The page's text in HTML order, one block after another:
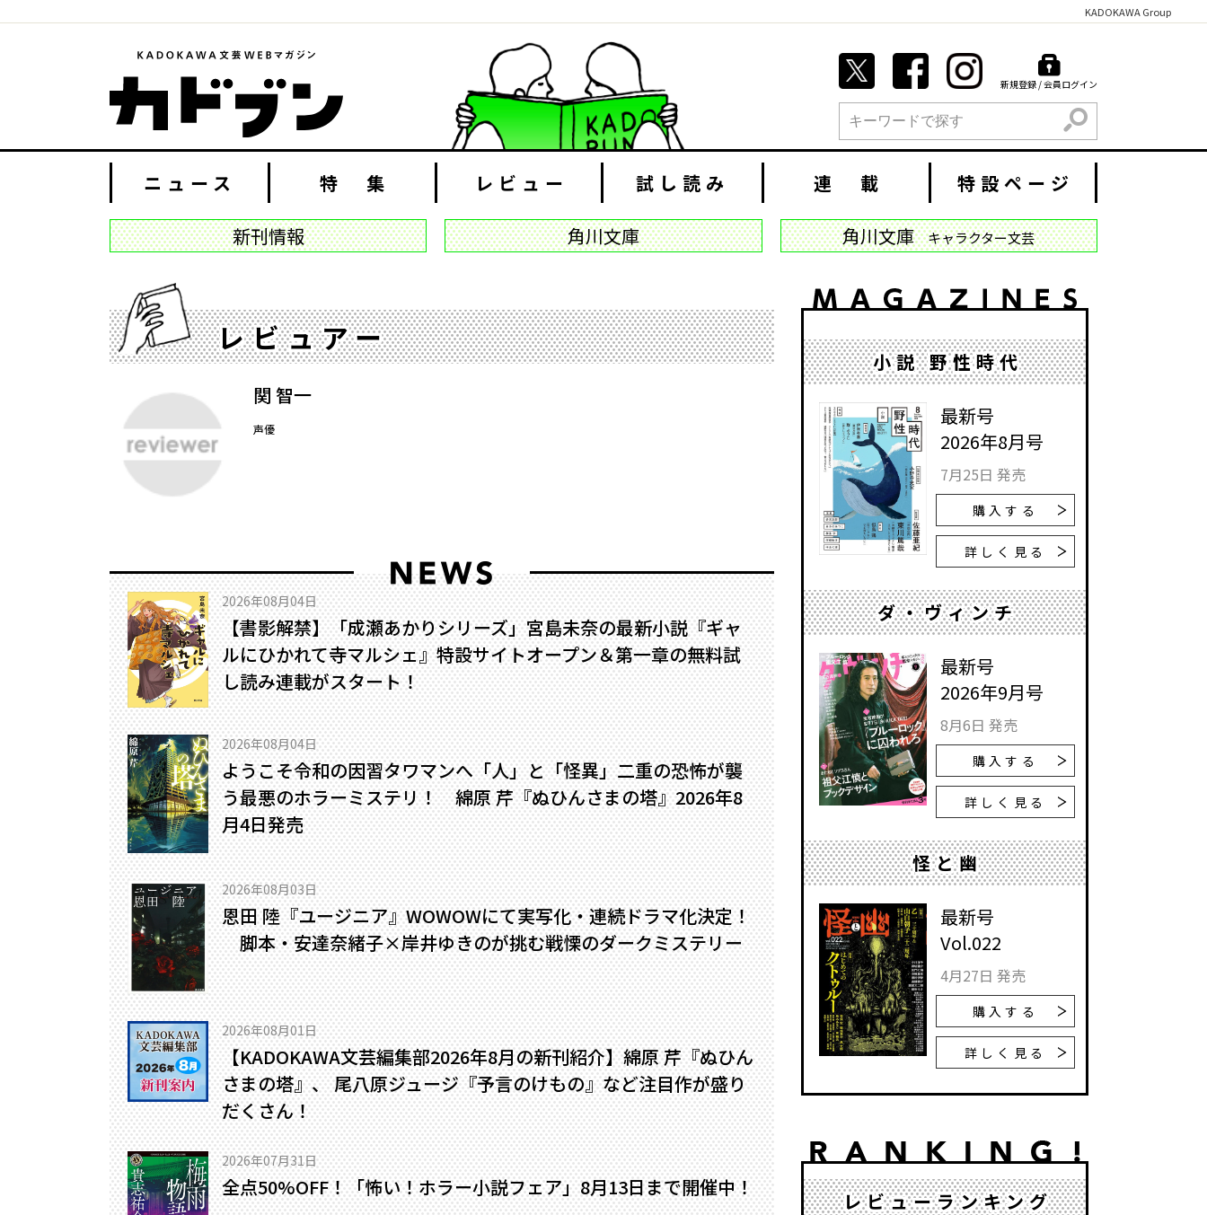
KADOKAWA Group
新規登録 / 会員ログイン
検索
ニュース 特 集 レビュー 試し読み 連 載 特設ページ
新刊情報 角川文庫 角川文庫 キャラクター文芸
レビュアー
関 智一
声優
2026年08月04日
【書影解禁】「成瀬あかりシリーズ」宮島未奈の最新小説『ギャ
ルにひかれて寺マルシェ』特設サイトオープン＆第一章の無料試
し読み連載がスタート！
2026年08月04日
ようこそ令和の因習タワマンへ――「人」と「怪異」二重の恐怖が襲
う最悪のホラーミステリ！ 綿原 芹『ぬひんさまの塔』2026年8
月4日発売
2026年08月03日
恩田 陸『ユージニア』WOWOWにて実写化・連続ドラマ化決定！
脚本・安達奈緒子×岸井ゆきのが挑む戦慄のダークミステリー
2026年08月01日
【KADOKAWA文芸編集部2026年8月の新刊紹介】綿原 芹『ぬひん
さまの塔』、 尾八原ジュージ『予言のけもの』など注目作が盛り
だくさん！
2026年07月31日
全点50%OFF！「怖い！ホラー小説フェア」8月13日まで開催中！
小説 野性時代
最新号
2026年8月号
7月25日 発売
購入する
詳しく見る
ダ・ヴィンチ
最新号
2026年9月号
8月6日 発売
購入する
詳しく見る
怪と幽
最新号
Vol.022
4月27日 発売
購入する
詳しく見る
レビューランキング